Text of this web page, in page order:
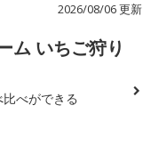
2026/08/06 更新
ム いちご狩り
べができる